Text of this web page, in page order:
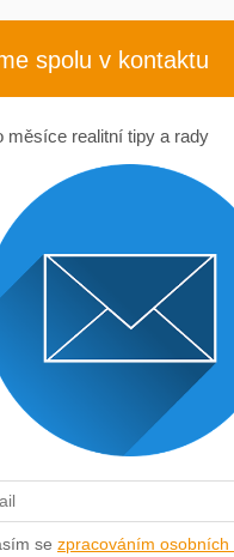
spolu v kontaktu
měsíce realitní tipy a rady
se zpracováním osobních